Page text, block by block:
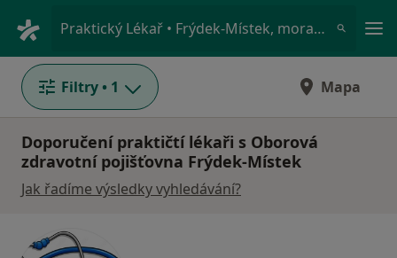
Praktický Lékař • Frýdek-Místek, moravskoslezský
Filtry • 1 Mapa
Doporučení praktičtí lékaři s Oborová
zdravotní pojišťovna Frýdek-Místek
Jak řadíme výsledky vyhledávání?